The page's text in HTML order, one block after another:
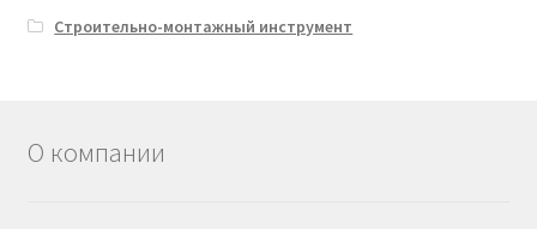
Строительно-монтажный инструмент
О компании